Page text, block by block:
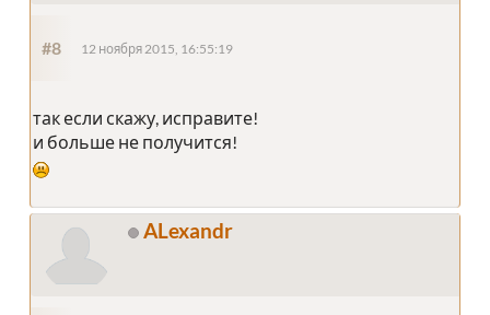
#8 12 ноября 2015, 16:55:19
так если скажу, исправите!
и больше не получится!
ALexandr